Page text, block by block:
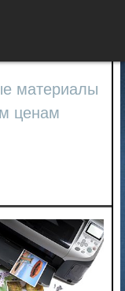
материалы
ценам